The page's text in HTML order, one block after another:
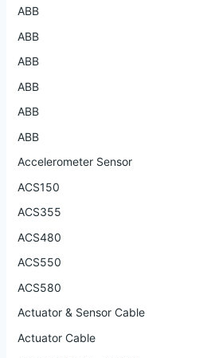
ABB
ABB
ABB
ABB
ABB
ABB
Accelerometer Sensor
ACS150
ACS355
ACS480
ACS550
ACS580
Actuator & Sensor Cable
Actuator Cable